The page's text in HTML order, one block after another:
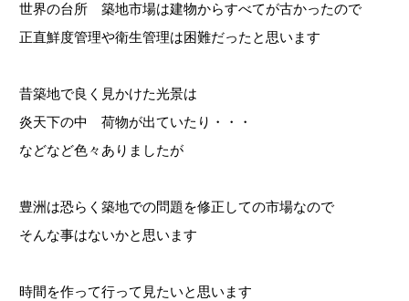
世界の台所 築地市場は建物からすべてが古かったので
正直鮮度管理や衛生管理は困難だったと思います
昔築地で良く見かけた光景は
炎天下の中 荷物が出ていたり・・・
などなど色々ありましたが
豊洲は恐らく築地での問題を修正しての市場なので
そんな事はないかと思います
時間を作って行って見たいと思います